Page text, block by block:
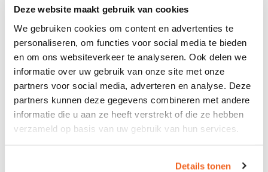
Deze website maakt gebruik van cookies
We gebruiken cookies om content en advertenties te
personaliseren, om functies voor social media te bieden
en om ons websiteverkeer te analyseren. Ook delen we
informatie over uw gebruik van onze site met onze
partners voor social media, adverteren en analyse. Deze
partners kunnen deze gegevens combineren met andere
informatie die u aan ze heeft verstrekt of die ze hebben
verzameld op basis van uw gebruik van hun services.
Details tonen
Voor zowel ParticulieralsZakelijk
ProfessioneleBezorg- en Montageservice
Omschrijving
Zwarte werkkruk met PU zitting Met een zit-
stahulp kunt u zittend en staand werken
gemakkelijk afwisselen, bovendien kan een zit-sta
langdurige statische houding kan uiteindelijk